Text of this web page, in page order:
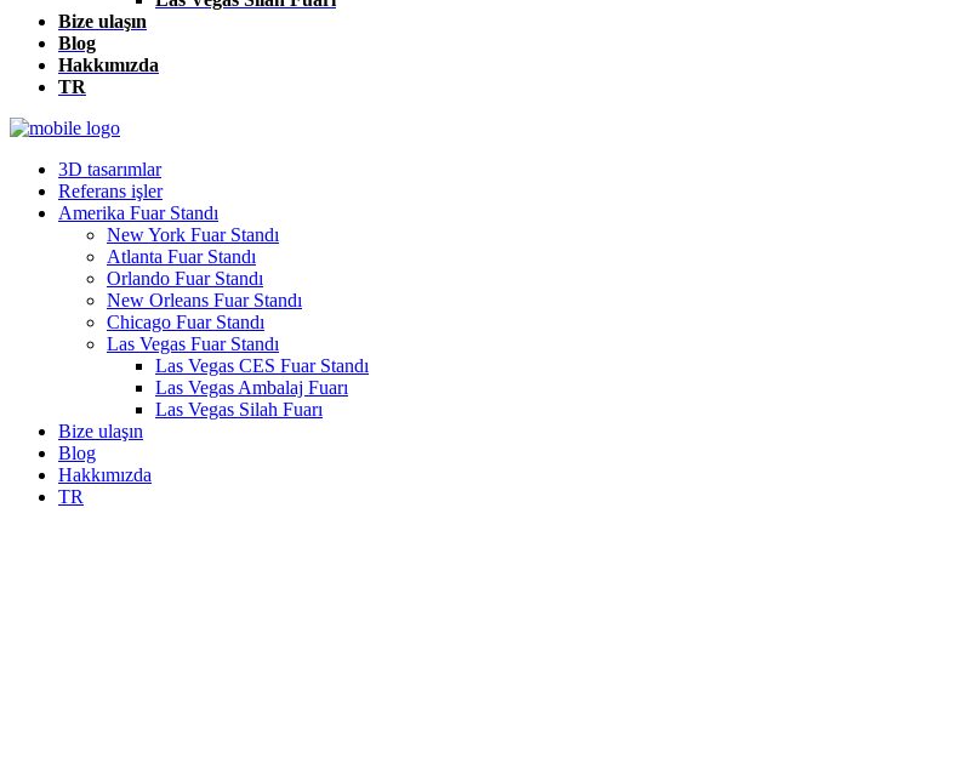
Bize ulaşın
Blog
Hakkımızda
TR
3D tasarımlar
Referans işler
Amerika Fuar Standı
New York Fuar Standı
Atlanta Fuar Standı
Orlando Fuar Standı
New Orleans Fuar Standı
Chicago Fuar Standı
Las Vegas Fuar Standı
Las Vegas CES Fuar Standı
Las Vegas Ambalaj Fuarı
Las Vegas Silah Fuarı
Bize ulaşın
Blog
Hakkımızda
TR